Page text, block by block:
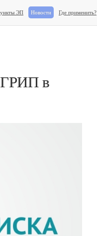
ЭП Новости Где применить?
в